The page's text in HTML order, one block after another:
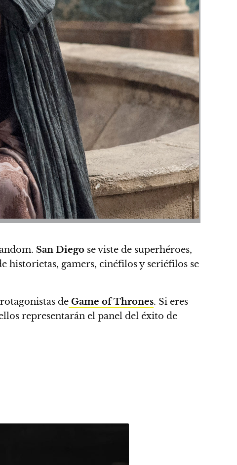
San Diego se viste de superhéroes,
historietas, gamers, cinéfilos y seriéfilos se
de Game of Thrones. Si eres
representarán el panel del éxito de